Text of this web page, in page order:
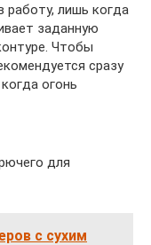
работу, лишь когда
заданную
Чтобы
сразу
огонь
для
с сухим